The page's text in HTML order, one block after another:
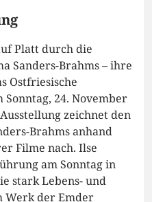
Platt durch die
Sanders-Brahms – ihre
Ostfriesische
Sonntag, 24. November
zeichnet den
Brahms anhand
Filme nach. Ilse
am Sonntag in
stark Lebens- und
Werk der Emder